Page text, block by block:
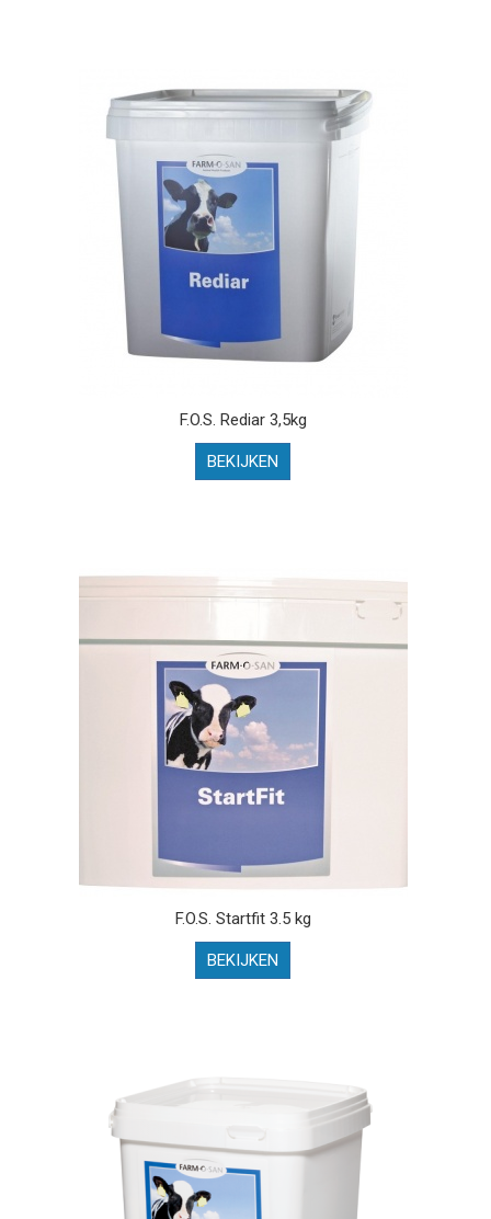
F.O.S. Rediar 3,5kg
BEKIJKEN
F.O.S. Startfit 3.5 kg
BEKIJKEN